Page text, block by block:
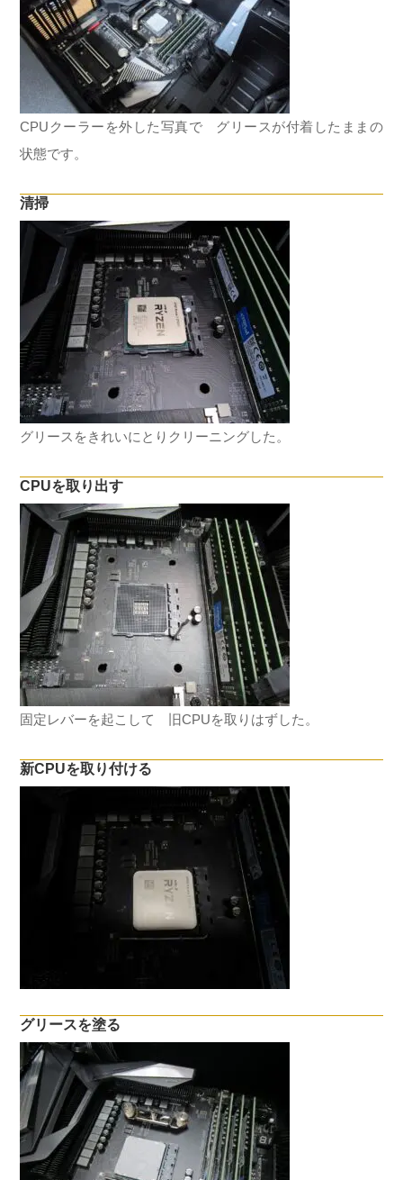
CPUクーラーを外した写真で グリースが付着したままの
状態です。
清掃
グリースをきれいにとりクリーニングした。
CPUを取り出す
固定レバーを起こして 旧CPUを取りはずした。
新CPUを取り付ける
グリースを塗る